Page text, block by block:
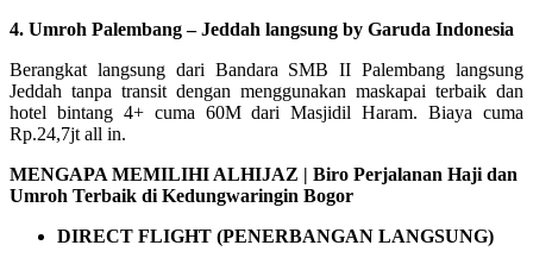
4. Umroh Palembang – Jeddah langsung by Garuda Indonesia
Berangkat langsung dari Bandara SMB II Palembang langsung
Jeddah tanpa transit dengan menggunakan maskapai terbaik dan
hotel bintang 4+ cuma 60M dari Masjidil Haram. Biaya cuma
Rp.24,7jt all in.
MENGAPA MEMILIHI ALHIJAZ | Biro Perjalanan Haji dan
Umroh Terbaik di Kedungwaringin Bogor
DIRECT FLIGHT (PENERBANGAN LANGSUNG)